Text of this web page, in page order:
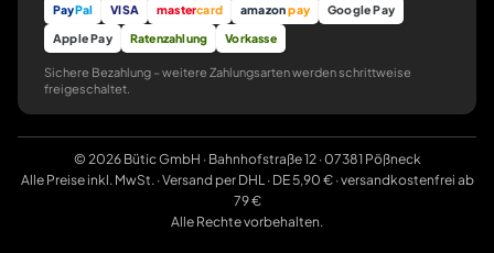
PayPal VISA mastercard amazonpay
Google Pay
Apple Pay
Ratenzahlung Vorkasse
Sichere Bezahlung – weitere Zahlungsarten werden schrittweise
freigeschaltet.
© 2026 Bütic GmbH · Bahnhofstraße 12 · 07381 Pößneck
Alle Preise inkl. MwSt. · Versand per DHL · DE 5,90 € · versandkostenfrei ab
79 €
Alle Rechte vorbehalten.